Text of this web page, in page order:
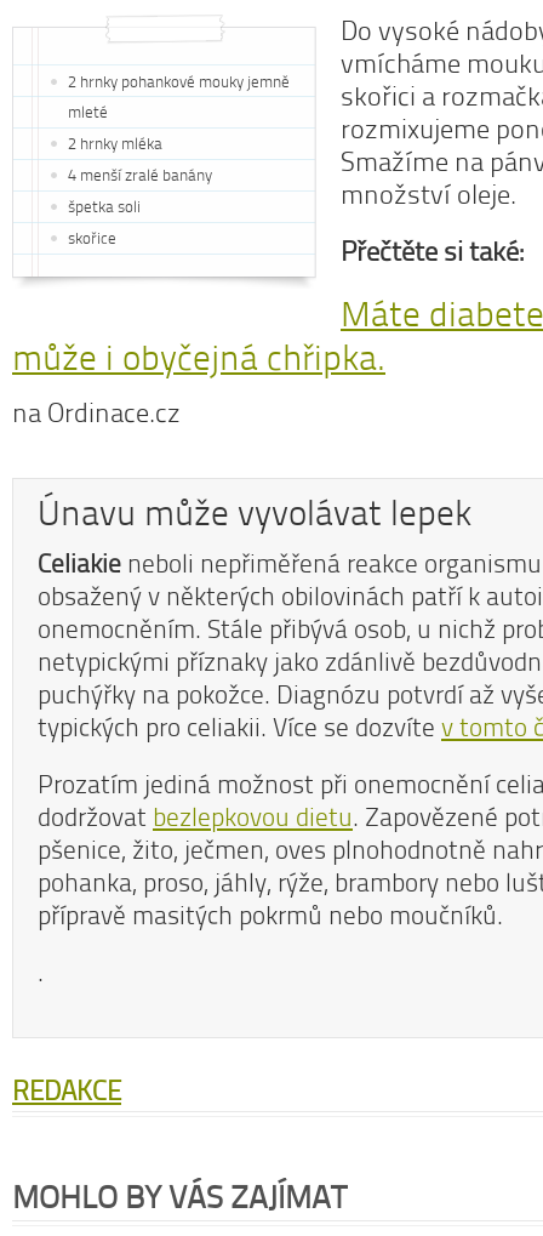
2 hrnky pohankové mouky jemně
mleté
2 hrnky mléka
4 menší zralé banány
špetka soli
skořice
Do vysoké
vmícháme
skořici a
rozmixujeme
Smažíme na
množství oleje.
Přečtěte si také:
Máte
může i obyčejná chřipka.
na Ordinace.cz
Únavu může vyvolávat lepek
Celiakie neboli nepřiměřená reakce
obsažený v některých obilovinách patří k
onemocněním. Stále přibývá osob, u nichž
netypickými příznaky jako zdánlivě
puchýřky na pokožce. Diagnózu potvrdí až
typických pro celiakii. Více se dozvíte v tomto
Prozatím jediná možnost při onemocnění
dodržovat bezlepkovou dietu. Zapovězené
pšenice, žito, ječmen, oves plnohodnotně
pohanka, proso, jáhly, rýže, brambory nebo
přípravě masitých pokrmů nebo moučníků.
.
REDAKCE
MOHLO BY VÁS ZAJÍMAT